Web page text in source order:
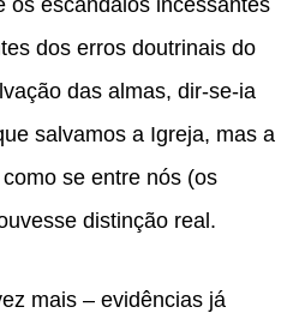
os escândalos incessantes
dos erros doutrinais do
das almas, dir-se-ia
salvamos a Igreja, mas a
se entre nós (os
distinção real.
mais – evidências já